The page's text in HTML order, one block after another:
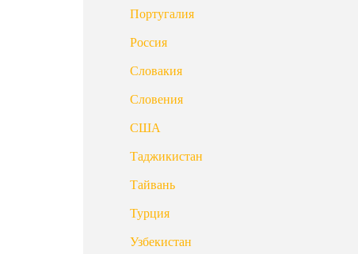
Португалия
Россия
Словакия
Словения
США
Таджикистан
Тайвань
Турция
Узбекистан